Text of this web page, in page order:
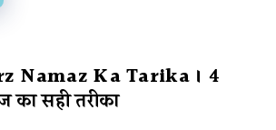
Namaz Ka Tarika । 4
का सही तरीका